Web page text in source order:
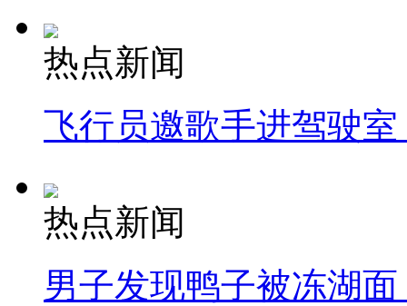
热点新闻
飞行员邀歌手进驾驶
热点新闻
男子发现鸭子被冻湖